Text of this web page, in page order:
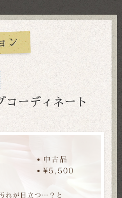
ン
コーディネート